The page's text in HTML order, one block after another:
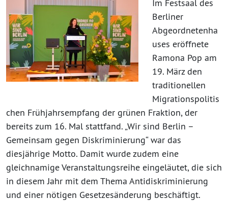
Im Festsaal des
Berliner
Abgeordnetenha
uses eröffnete
Ramona Pop am
19. März den
traditionellen
Migrationspolitis
chen Frühjahrsempfang der grünen Fraktion, der
bereits zum 16. Mal stattfand. „Wir sind Berlin –
Gemeinsam gegen Diskriminierung“ war das
diesjährige Motto. Damit wurde zudem eine
gleichnamige Veranstaltungsreihe eingeläutet, die sich
in diesem Jahr mit dem Thema Antidiskriminierung
und einer nötigen Gesetzesänderung beschäftigt.